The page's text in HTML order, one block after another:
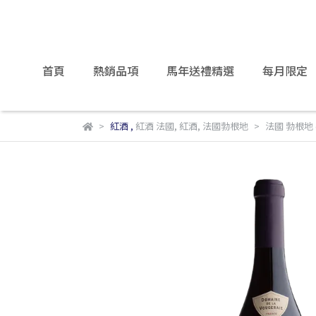
首頁 熱銷品項 馬年送禮精選 每月限定
紅酒, 紅酒 法國, 紅酒, 法國勃根地 法國 勃根